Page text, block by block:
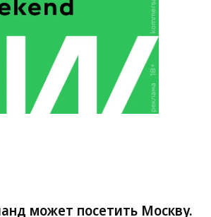
может посетить Москву.